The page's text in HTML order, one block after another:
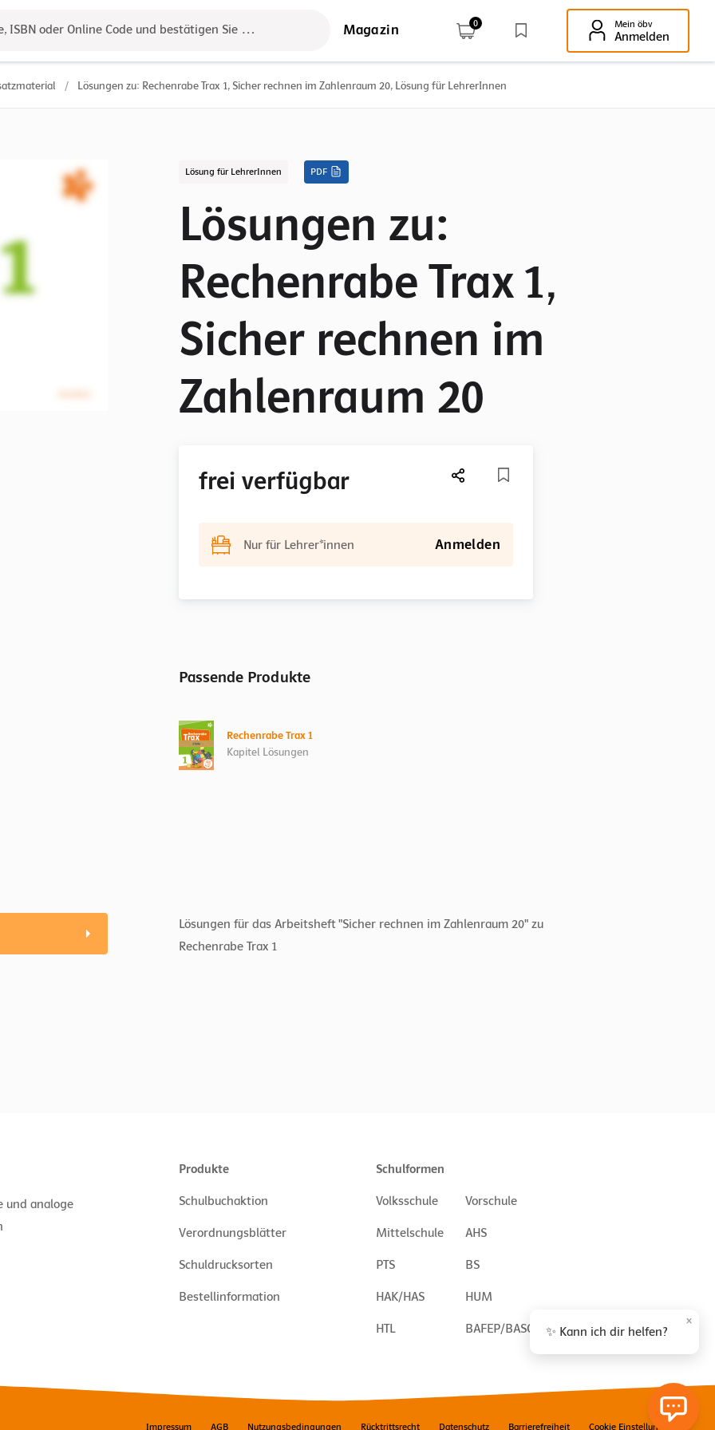
ISBN oder Online Code und bestätigen Sie das Ergebnis mit der Enter-Taste!
Magazin 0 Mein öbv
Anmelden
/ Lösungen zu: Rechenrabe Trax 1, Sicher rechnen im Zahlenraum 20, Lösung für LehrerInnen
Lösung für LehrerInnen PDF
Lösungen zu:
Rechenrabe Trax 1,
Sicher rechnen im
Zahlenraum 20
frei verfügbar
Nur für Lehrer*innen Anmelden
Passende Produkte
Rechenrabe Trax 1
Kapitel Lösungen
Lösungen für das Arbeitsheft "Sicher rechnen im Zahlenraum 20" zu
Rechenrabe Trax 1
und analoge
Produkte
Schulbuchaktion
Verordnungsblätter
Schuldrucksorten
Bestellinformation
Schulformen
Volksschule Vorschule
Mittelschule AHS
PTS BS
HAK/HAS HUM
HTL BAFEP/BASOP
Impressum AGB Nutzungsbedingungen Rücktrittsrecht Datenschutz Barrierefreiheit Cookie Einstellungen
✨ Kann ich dir helfen?
×